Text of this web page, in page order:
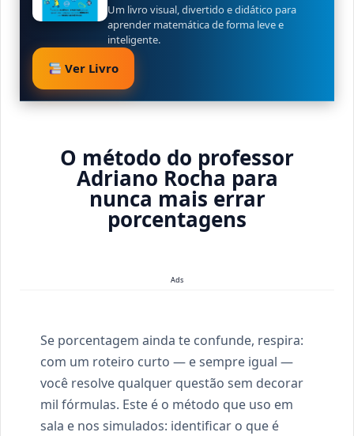
Um livro visual, divertido e didático para
aprender matemática de forma leve e
inteligente.
Ver Livro
O método do professor
Adriano Rocha para
nunca mais errar
porcentagens
Ads
Se porcentagem ainda te confunde, respira:
com um roteiro curto — e sempre igual —
você resolve qualquer questão sem decorar
mil fórmulas. Este é o método que uso em
sala e nos simulados: identificar o que é